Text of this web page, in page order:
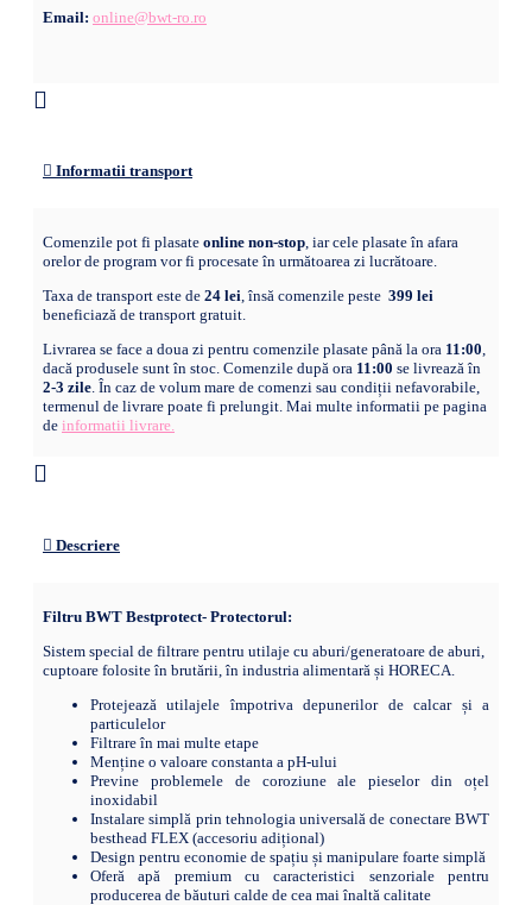
Email: online@bwt-ro.ro
Informatii transport
Comenzile pot fi plasate online non-stop, iar cele plasate în afara
orelor de program vor fi procesate în următoarea zi lucrătoare.
Taxa de transport este de 24 lei, însă comenzile peste 399 lei
beneficiază de transport gratuit.
Livrarea se face a doua zi pentru comenzile plasate până la ora 11:00,
dacă produsele sunt în stoc. Comenzile după ora 11:00 se livrează în
2-3 zile. În caz de volum mare de comenzi sau condiții nefavorabile,
termenul de livrare poate fi prelungit. Mai multe informatii pe pagina
de informatii livrare.
Descriere
Filtru BWT Bestprotect- Protectorul:
Sistem special de filtrare pentru utilaje cu aburi/generatoare de aburi,
cuptoare folosite în brutării, în industria alimentară și HORECA.
Protejează utilajele împotriva depunerilor de calcar și a
particulelor
Filtrare în mai multe etape
Menține o valoare constanta a pH-ului
Previne problemele de coroziune ale pieselor din oțel
inoxidabil
Instalare simplă prin tehnologia universală de conectare BWT
besthead FLEX (accesoriu adițional)
Design pentru economie de spațiu și manipulare foarte simplă
Oferă apă premium cu caracteristici senzoriale pentru
producerea de băuturi calde de cea mai înaltă calitate